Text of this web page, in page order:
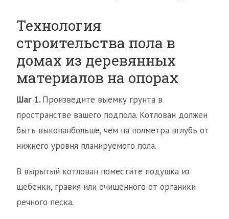
Технология
строительства пола в
домах из деревянных
материалов на опорах
Шаг 1.Произведите выемку грунта в
пространстве вашего подпола. Котлован должен
быть выкопанбольше, чем на полметра вглубь от
нижнего уровня планируемого пола.
В вырытый котлован поместите подушка из
щебенки, гравия или очищенного от органики
речного песка.